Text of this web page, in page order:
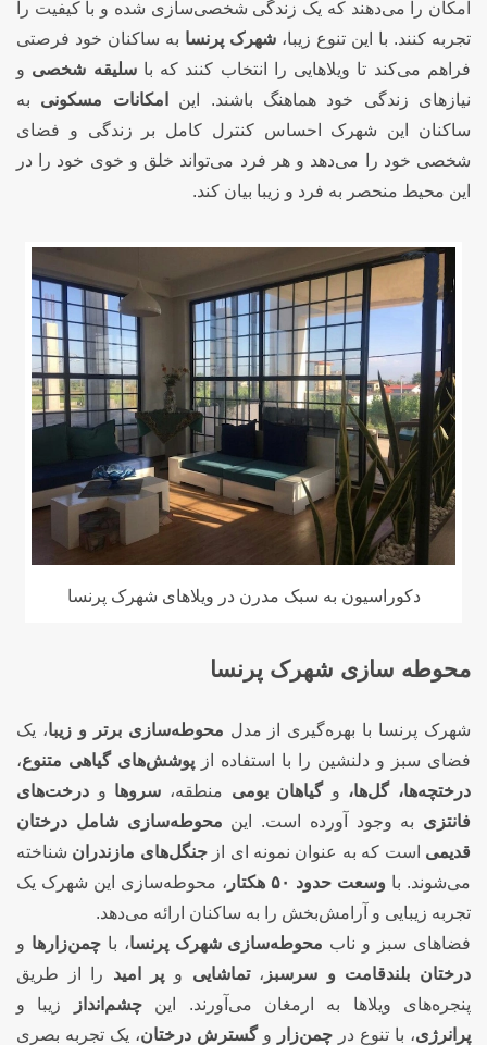
امکان را می‌دهند که یک زندگی شخصی‌سازی شده و با کیفیت را
تجربه کنند. با این تنوع زیبا، شهرک پرنسا به ساکنان خود فرصتی
فراهم می‌کند تا ویلاهایی را انتخاب کنند که باسلیقه شخصی و
نیازهای زندگی خود هماهنگ باشند. این
امکانات مسکونی به
ساکنان این شهرک احساس کنترل کامل بر زندگی و فضای
شخصی خود را می‌دهد و هر فرد می‌تواند خلق و خوی خود را در
این محیط منحصر به فرد و زیبا بیان کند.
دکوراسیون به سبک مدرن در ویلاهای شهرک پرنسا
محوطه سازی شهرک پرنسا
شهرک پرنسا با بهره‌گیری از مدل محوطه‌سازی برتر و زیبا، یک
فضای سبز و دلنشین را با استفاده از پوشش‌های گیاهی متنوع،
درختچه‌ها، گل‌ها، وگیاهان بومی منطقه، سروها و درخت‌های
فانتزی به وجود آورده است. این محوطه‌سازی شامل درختان
قدیمی است که به عنوان نمونه ای ازجنگل‌های مازندران شناخته
می‌شوند. با وسعت حدود ۵۰ هکتار
، محوطه‌سازی این شهرک یک
تجربه زیبایی و آرامش‌بخش را به ساکنان ارائه می‌دهد.
فضاهای سبز و ناب محوطه‌سازی شهرک پرنسا، باچمن‌زارها و
درختان بلندقامت و سرسبز ،تماشایی و پر امید را از طریق
پنجره‌های ویلاها به ارمغان می‌آورند. اینچشم‌انداز
زیبا و
پرانرژی، با تنوع در چمن‌زار وگسترش درختان، یک تجربه بصری